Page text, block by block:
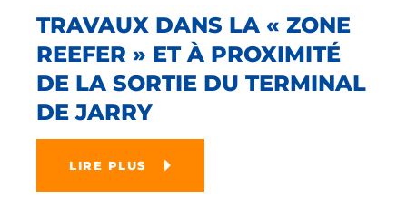
TRAVAUX DANS LA « ZONE
REEFER » ET À PROXIMITÉ
DE LA SORTIE DU TERMINAL
DE JARRY
LIRE PLUS